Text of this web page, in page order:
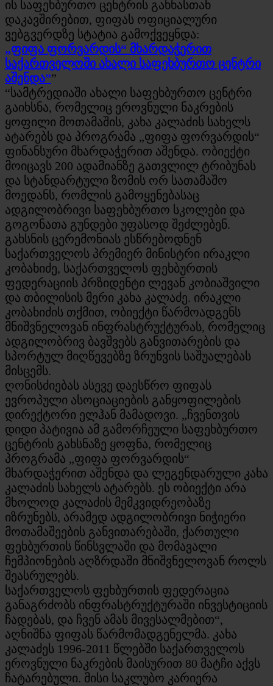
ის საფეხბურთო ცენტრის გახნასთან
დაკავშირებით, ფიფას ოფიციალური
ვებგვერდზე სტატია გამოქვეყნდა:
„ფიფა ფორვარდის“ მხარდაჭერით
საქართველოში ახალი საფეხბურთო ცენტრი
აშენდა””
“სამტრედიაში ახალი საფეხბურთო ცენტრი
გაიხსნა, რომელიც ეროვნული ნაკრების
ყოფილი მოთამაშის, კახა კალაძის სახელს
ატარებს და პროგრამა „ფიფა ფორვარდის“
ფინანსური მხარდაჭერით აშენდა. ობიექტი
მოიცავს 200 ადამიანზე გათვლილ ტრიბუნას
და სტანდარტული ზომის ორ სათამაშო
მოედანს, რომლის გამოყენებასაც
ადგილობრივი საფეხბურთო სკოლები და
გოგონათა გუნდები უფასოდ შეძლებენ.
გახსნის ცერემონიას ესწრებოდნენ
საქართველოს პრემიერ მინისტრი ირაკლი
კობახიძე, საქართველოს ფეხბურთის
ფედერაციის პრზიდენტი ლევან კობიაშვილი
და თბილისის მერი კახა კალაძე. ირაკლი
კობახიძის თქმით, ობიექტი წარმოადგენს
მნიშვნელოვან ინფრასტრუქტურას, რომელიც
ადგილობრივ ბავშვებს განვითარების და
სპორტულ მიღწევებზე ზრუნვის საშუალებას
მისცემს.
ღონისძიებას ასევე დაესწრო ფიფას
ევროპული ასოციაციების განყოფილების
დირექტორი ელჰან მამადოვი. „ჩვენთვის
დიდი პატივია ამ გამორჩეული საფეხბურთო
ცენტრის გახსნაზე ყოფნა, რომელიც
პროგრამა „ფიფა ფორვარდის“
მხარდაჭერით აშენდა და ლეგენდარული კახა
კალაძის სახელს ატარებს. ეს ობიექტი არა
მხოლოდ კალაძის მემკვიდრეობაზე
იზრუნებს, არამედ ადგილობრივი ნიჭიერი
მოთამაშეების განვითარებაში, ქართული
ფეხბურთის წინსვლაში და მომავალი
ჩემპიონების აღზრდაში მნიშვნელოვან როლს
შეასრულებს.
საქართველოს ფეხბურთის ფედერაცია
განაგრძობს ინფრასტრუქტურაში ინვესტიციის
ჩადებას, და ჩვენ ამას მივესალმებით“,
აღნიშნა ფიფას წარმომადგენელმა. კახა
კალაძეს 1996-2011 წლებში საქართველოს
ეროვნული ნაკრების მაისურით 80 მატჩი აქვს
ჩატარებული. მისი საკლუბო კარიერა